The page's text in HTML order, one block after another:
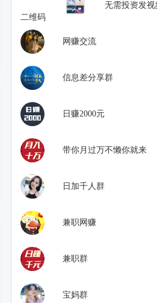
无需投资发
网赚交流
信息差分享群
日赚2000元
带你月过万不懒你就来
日加千人群
兼职网赚
兼职群
宝妈群